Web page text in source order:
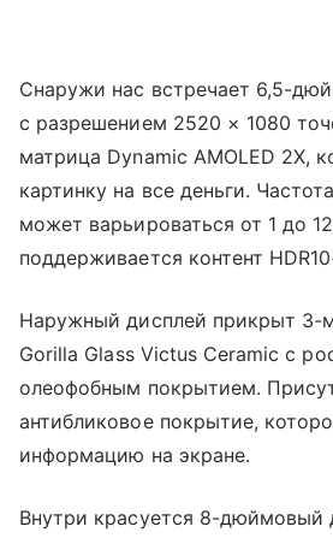
Снаружи нас встречает 6,5-
с разрешением 2520 × 1080
матрица Dynamic AMOLED 2X,
картинку на все деньги.
может варьироваться от 1 до
поддерживается контент
Наружный дисплей прикрыт 3-
Gorilla Glass Victus Ceramic с
олеофобным покрытием.
антибликовое покрытие,
информацию на экране.
Внутри красуется 8-дюймовый